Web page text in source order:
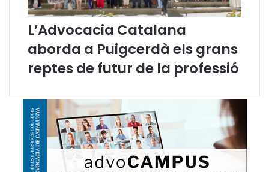
L’Advocacia Catalana
aborda a Puigcerdà els grans
reptes de futur de la professió